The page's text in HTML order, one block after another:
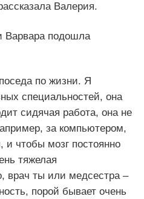
Валерия.
Варвара подошла
по жизни. Я
специальностей, она
сидячая работа, она не
за компьютером,
и чтобы мозг постоянно
тяжелая
врач ты или медсестра –
порой бывает очень